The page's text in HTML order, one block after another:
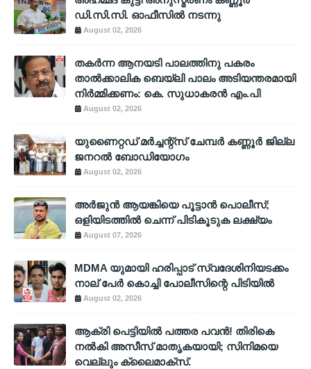
ഡി.സി.സി. ഓഫീസിൽ നടന്നു
August 02, 2026
തകർന്ന ആനയടി പാലത്തിനു പകരം
താൽക്കാലിക ബെയ്‌ലി പാലം അടിയന്തരമായി
നിർമ്മിക്കണം: കെ. സുധാകരൻ എം.പി
August 02, 2026
യുണൈറ്റഡ് മർച്ചന്റ്സ് ചേമ്പർ കണ്ണൂർ ജില്ല
ജനറൽ ബോഡിയോഗം
August 02, 2026
അര്‍ജുന്‍ ആയങ്കിയെ പൂട്ടാന്‍ പൊലീസ്;
ഒളിയിടത്തില്‍ ചെന്ന് പിടികൂടുക ലക്ഷ്യം
August 07, 2026
MDMA യുമായി ഹരിപ്പാട് സ്വദേശിനിയടക്കം
നാല് പേർ കൊച്ചി പോലീസിന്റെ പിടിയിൽ
August 02, 2026
ആക്രി പെട്ടിയിൽ പത്തര പവൻ! തിരികെ
നൽകി അസീസ് മാതൃകയായി; സിനിമയെ
വെല്ലും ക്ലൈമാക്സ്.